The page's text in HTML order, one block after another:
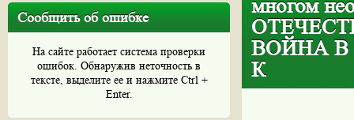
Сообщить об ошибке
На сайте работает система проверки
ошибок. Обнаружив неточность в
тексте, выделите ее и нажмите Ctrl +
Enter.
многом
ВОЙНА
К